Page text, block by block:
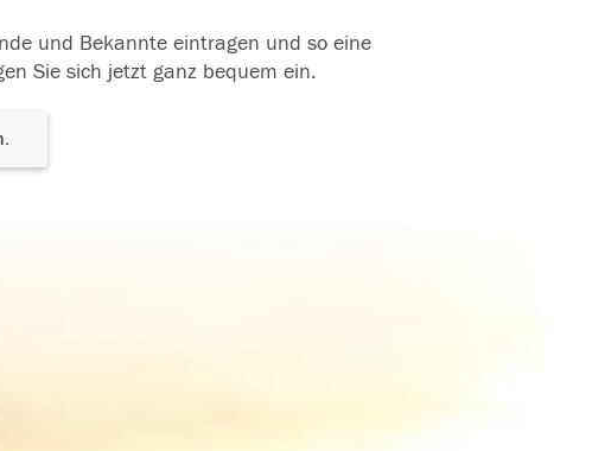
und Bekannte eintragen und so eine
Sie sich jetzt ganz bequem ein.